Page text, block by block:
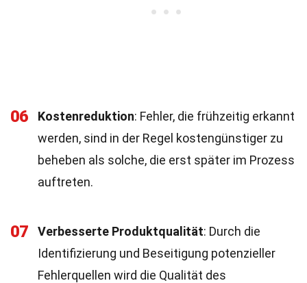
06 Kostenreduktion: Fehler, die frühzeitig erkannt
werden, sind in der Regel kostengünstiger zu
beheben als solche, die erst später im Prozess
auftreten.
07 Verbesserte Produktqualität: Durch die
Identifizierung und Beseitigung potenzieller
Fehlerquellen wird die Qualität des